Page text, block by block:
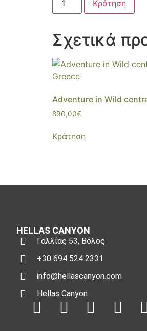
Κράτηση
Σχετικά
Adventure in Wild
890,00€
Κράτηση
HELLAS CANYON
Γαλλίας 53, Βόλος
+30 694 524 2331
info@hellascanyon.com
Hellas Canyon